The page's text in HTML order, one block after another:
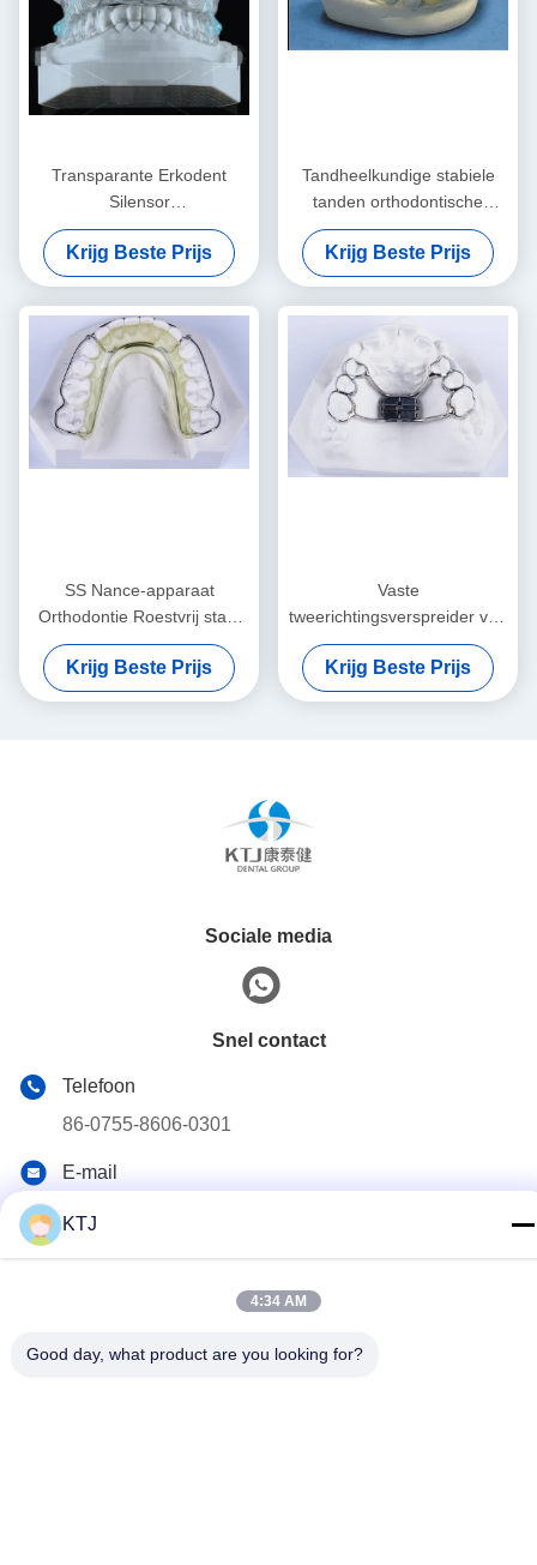
Transparante Erkodent
Silensor
Orthodontieapparaat Anti-
snurken mondstuk
Krijg Beste Prijs
Tandheelkundige stabiele
tanden orthodontische
retainer professionele
heldere retainer
Krijg Beste Prijs
SS Nance-apparaat
Orthodontie Roestvrij staal
Nance-apparaat
Krijg Beste Prijs
Vaste
tweerichtingsverspreider van
het tandvlees
Krijg Beste Prijs
Sociale media
Snel contact
Telefoon
86-0755-8606-0301
E-mail
Pingshan District, Shenzhen, China
KTJ
4:34 AM
Good day, what product are you looking for?